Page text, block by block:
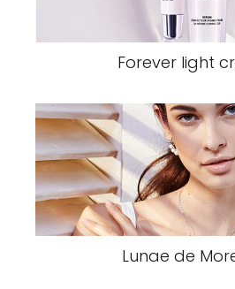
Forever light
Lunae de